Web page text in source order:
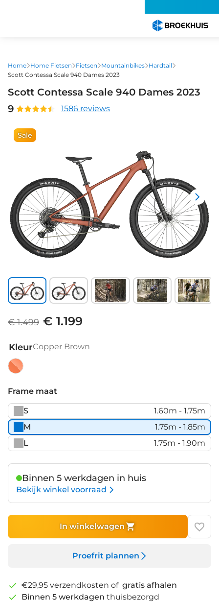
gaan
Home Home Fietsen Fietsen Mountainbikes Hardtail
Scott Contessa Scale 940 Dames 2023
Scott Contessa Scale 940 Dames 2023
9
1586 reviews
Sale
€ 1.499 € 1.199
KleurCopper Brown
Brown
Frame maat
S
1.60m - 1.75m
M
1.75m - 1.85m
L
1.75m - 1.90m
Binnen 5 werkdagen in huis
Bekijk winkel voorraad
In winkelwagen
Proefrit plannen
€29,95 verzendkosten of gratis afhalen
Binnen 5 werkdagen thuisbezorgd